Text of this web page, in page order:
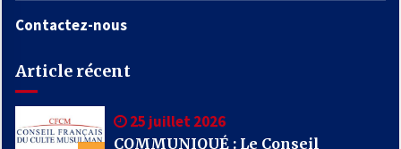
Contactez-nous
Article récent
25 juillet 2026
COMMUNIQUÉ : Le Conseil